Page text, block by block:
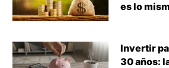
es lo
Invertir
30 años: